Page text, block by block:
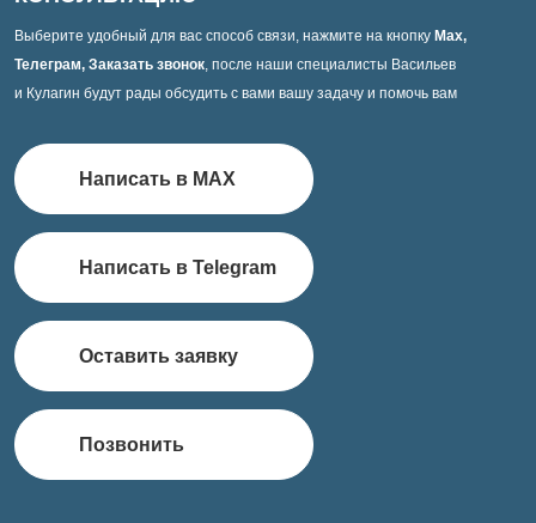
Выберите удобный для вас способ связи, нажмите на кнопку Max,
Телеграм, Заказать звонок, после наши специалисты Васильев
и Кулагин будут рады обсудить с вами вашу задачу и помочь вам
Написать в MAX
Написать в Telegram
Оставить заявку
Позвонить